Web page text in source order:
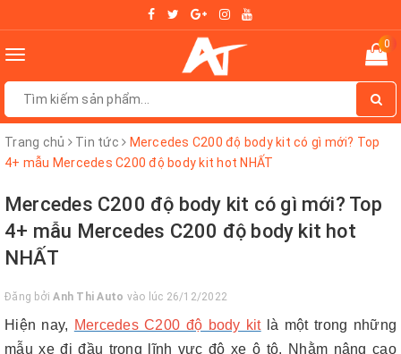
Toggle
0
Trang chủ Tin tức
Mercedes C200 độ body kit có gì mới? Top
4+ mẫu Mercedes C200 độ body kit hot NHẤT
Mercedes C200 độ body kit có gì mới? Top
4+ mẫu Mercedes C200 độ body kit hot
NHẤT
Đăng bởiAnh Thi Auto vào lúc 26/12/2022
Hiện nay, Mercedes C200 độ body kitlà một trong những
mẫu xe đi đầu trong lĩnh vực độ xe ô tô. Nhằm nâng cao